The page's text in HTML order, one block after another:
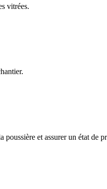
vitrées.
et assurer un état de